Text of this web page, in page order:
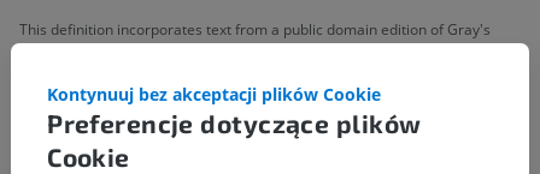
This definition incorporates text from a public domain edition of Gray's
Galeria
Preferencje dotyczące plików
Cookie
Kontynuuj bez akceptacji plików Cookie